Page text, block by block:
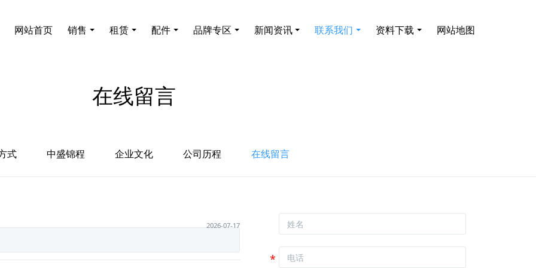
网站首页 销售 租赁 配件 品牌专区 新闻资讯 联系我们 资料下载 网站地图
在线留言
式 中盛锦程 企业文化 公司历程 在线留言
2026-07-17